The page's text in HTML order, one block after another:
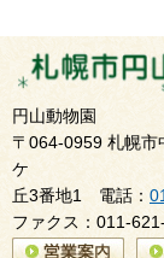
円山動物園
〒064-0959 札幌市
ケ
丘3番地1 電話：
ファクス：011-